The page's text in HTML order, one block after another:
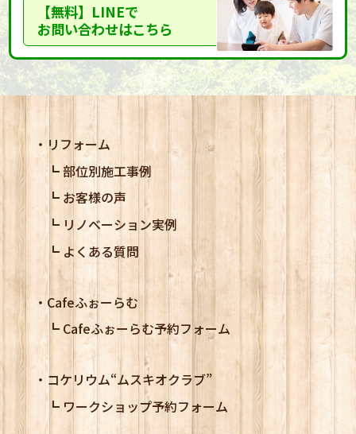
【無料】LINEで
お問い合わせはこちら
リフォーム
部位別施工事例
お客様の声
リノベーション実例
よくある質問
Cafeふぉーらむ
Cafeふぉーらむ予約フォーム
コケリウム“ムスキオクラブ”
ワークショップ予約フォーム